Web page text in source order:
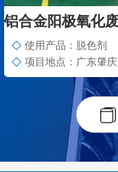
使用产品：脱色剂
项目地点：广东肇庆